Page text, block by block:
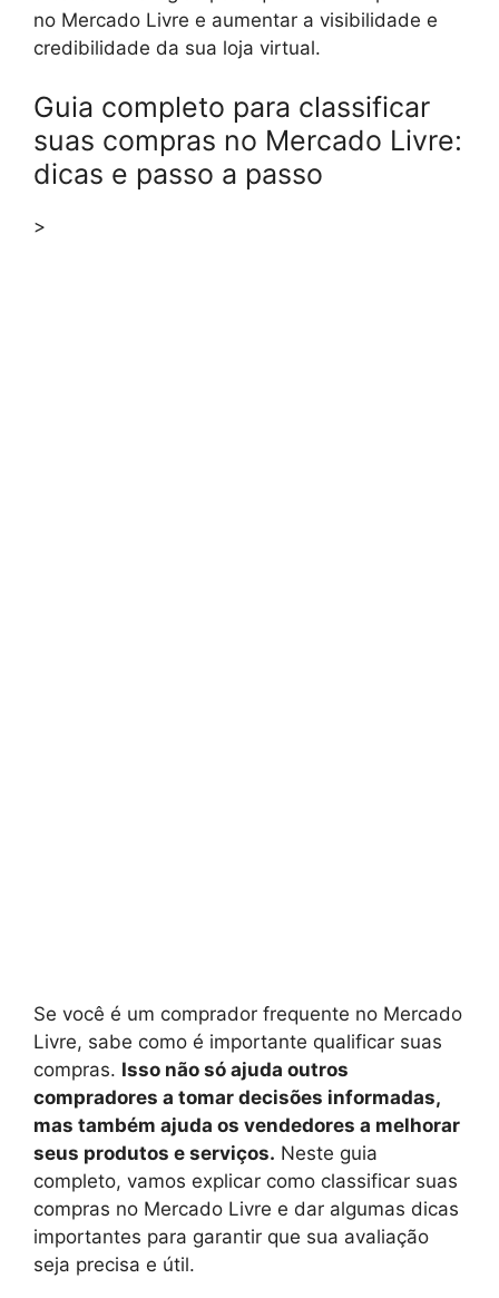
no Mercado Livre e aumentar a visibilidade e
credibilidade da sua loja virtual.
Guia completo para classificar
suas compras no Mercado Livre:
dicas e passo a passo
>
Se você é um comprador frequente no Mercado
Livre, sabe como é importante qualificar suas
compras. Isso não só ajuda outros
compradores a tomar decisões informadas,
mas também ajuda os vendedores a melhorar
seus produtos e serviços. Neste guia
completo, vamos explicar como classificar suas
compras no Mercado Livre e dar algumas dicas
importantes para garantir que sua avaliação
seja precisa e útil.